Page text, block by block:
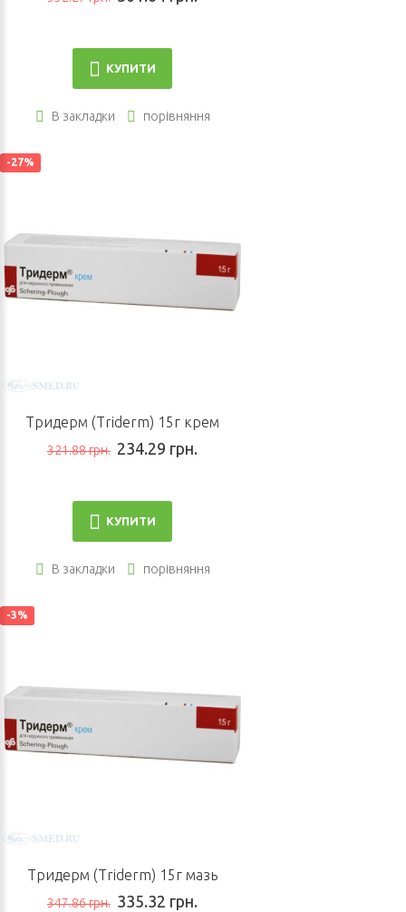
КУПИТИ
В закладки порівняння
-27%
Тридерм (Triderm) 15г крем
321.88 грн. 234.29 грн.
КУПИТИ
В закладки порівняння
-3%
Тридерм (Triderm) 15г мазь
347.86 грн. 335.32 грн.